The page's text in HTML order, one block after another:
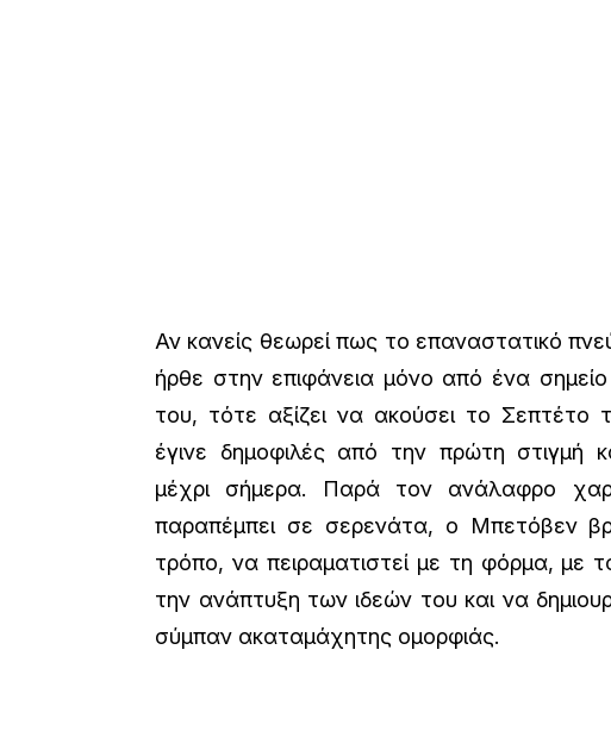
Αν κανείς θεωρεί πως το επαναστατικό
ήρθε στην επιφάνεια μόνο από ένα
του, τότε αξίζει να ακούσει το Σεπτέτο
έγινε δημοφιλές από την πρώτη στιγμή
μέχρι σήμερα. Παρά τον ανάλαφρο
παραπέμπει σε σερενάτα, ο Μπετόβεν
τρόπο, να πειραματιστεί με τη φόρμα, με
την ανάπτυξη των ιδεών του και να
σύμπαν ακαταμάχητης ομορφιάς.